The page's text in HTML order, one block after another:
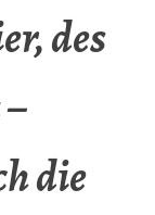
des
die